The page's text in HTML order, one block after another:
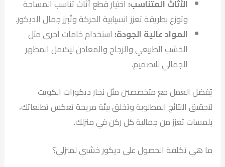
الأثاث المتناسب: اختيار قطع أثاث تناسب المساحة
وتوزع بطريقة تعزز انسيابية الحركة وتُبرز جمال الديكور.
المواد عالية الجودة: استخدام خامات اخرى مثل
الخشب الطبيعي والزجاج والمعادن ليكتمل المظهر
الجمالي للتصميم.
يُفضل العمل مع متخصصين مثل نجار ديكورات الكويت
لتحقيق النتائج المطلوبة وتخلق بيئة مريحة تعكس تطلعاتك،
بلمسات تعزز من جمالية كل ركن في منزلك.
ما هي تكلفة الحصول على ديكور خشبي لمنزلي؟